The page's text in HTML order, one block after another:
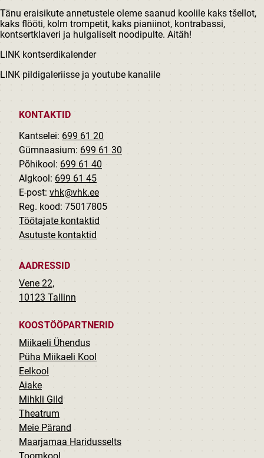
Tänu eraisikute annetustele oleme saanud koolile kaks tšellot,
kaks flööti, kolm trompetit, kaks pianiinot, kontrabassi,
kontsertklaveri ja hulgaliselt noodipulte. Aitäh!
LINK kontserdikalender
LINK pildigaleriisse ja youtube kanalile
KONTAKTID
Kantselei: 699 61 20
Gümnaasium: 699 61 30
Põhikool: 699 61 40
Algkool: 699 61 45
E-post: vhk@vhk.ee
Reg. kood: 75017805
Töötajate kontaktid
Asutuste kontaktid
AADRESSID
Vene 22,
10123 Tallinn
KOOSTÖÖPARTNERID
Miikaeli Ühendus
Püha Miikaeli Kool
Eelkool
Aiake
Mihkli Gild
Theatrum
Meie Pärand
Maarjamaa Haridusselts